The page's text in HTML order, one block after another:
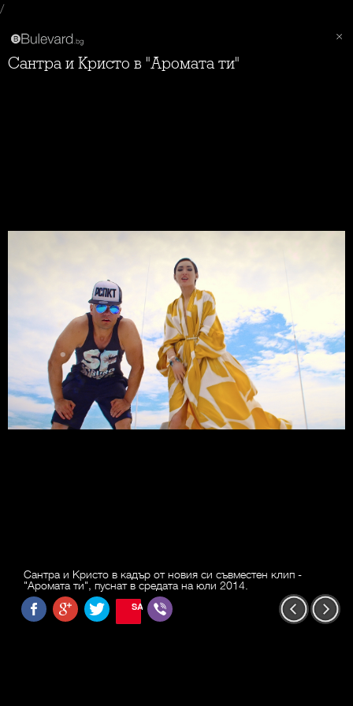
/
Сантра и Кристо в "Аромата ти"
Сантра и Кристо в кадър от новия си съвместен клип -
"Аромата ти", пуснат в средата на юли 2014.
SAVE